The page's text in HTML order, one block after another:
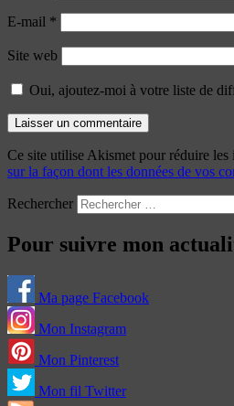
E-mail *
Site web
Oui, ajoutez-moi à votre liste de
Ce site utilise Akismet pour réduire les
sur la façon dont les données de vos
Rechercher
Pour suivre mon
Ma page Facebook
Mon Instagram
Mon Pinterest
Mon fil Twitter